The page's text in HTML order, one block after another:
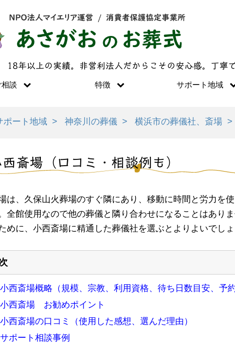
18年以上の実績。非営利法人だからこその安心感。丁寧
相談 特徴 サポート地域
ポート地域 神奈川の葬儀 横浜市の葬儀社、斎場
西斎場（口コミ・相談例も）
は、久保山火葬場のすぐ隣にあり、移動に時間と労力を
全館使用なので他の葬儀と隣り合わせになることはあり
めに、小西斎場に精通した葬儀社を選ぶとよりよいでしょ
小西斎場概略（規模、宗教、利用資格、待ち日数目安、予約
小西斎場 お勧めポイント
小西斎場の口コミ（使用した感想、選んだ理由）
サポート相談事例